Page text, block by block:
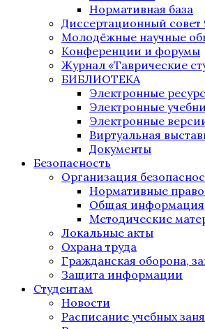
Нормативная база
Диссертационный совет
Молодёжные научные
Конференции и форумы
Журнал «Таврические
БИБЛИОТЕКА
Электронные
Электронные
Электронные
Виртуальная
Документы
Безопасность
Организация
Нормативные
Общая информация
Методические
Локальные акты
Охрана труда
Гражданская оборона,
Защита информации
Студентам
Новости
Расписание учебных